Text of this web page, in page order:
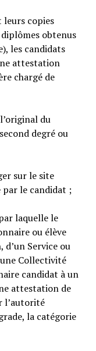
leurs copies
obtenus
les candidats
attestation
chargé de
du
degré ou
sur le site
le candidat ;
laquelle le
ou élève
Service ou
Collectivité
candidat à un
attestation de
l’autorité
la catégorie